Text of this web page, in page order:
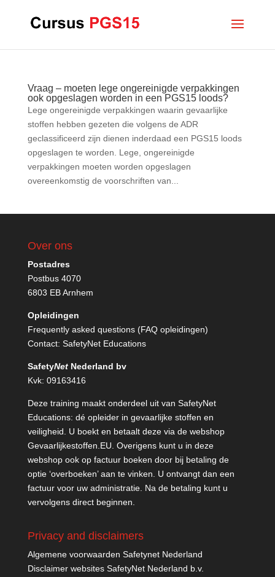
Vraag – moeten lege ongereinigde verpakkingen
ook opgeslagen worden in een PGS15 loods?
Lege ongereinigde verpakkingen waarin gevaarlijke
stoffen hebben gezeten die volgens de ADR
geclassificeerd zijn dienen inderdaad een PGS15 loods
opgeslagen te worden. Lege, ongereinigde
verpakkingen moeten worden opgeslagen
overeenkomstig de voorschriften van...
Over ons
Postadres
Postbus 4070
6803 EB Arnhem
Opleidingen
Frequently asked questions (FAQ opleidingen)
Contact: SafetyNet Educations
SafetyNetNederland bv
Kvk: 09163416
Deze training maakt onderdeel uit van SafetyNet
Educations: dé opleider in gevaarlijke stoffen en
veiligheid. U boekt en betaalt deze via de webshop
Gevaarlijkestoffen.EU . Overigens kunt u in deze
webshop ook op factuur boeken door bij betaling de
optie ‘overboeken’ aan te vinken. U ontvangt dan een
factuur voor uw administratie. Na de betaling kunt u
vervolgens direct beginnen.
Privacy and disclaimers
Algemene voorwaarden Safetynet Nederland
Disclaimer websites SafetyNet Nederland b.v.